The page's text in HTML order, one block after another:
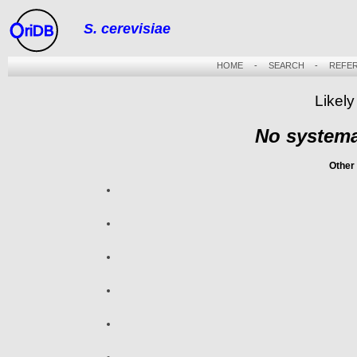
riDB S. cerevisiae
HOME- SEARCH -
No
Other